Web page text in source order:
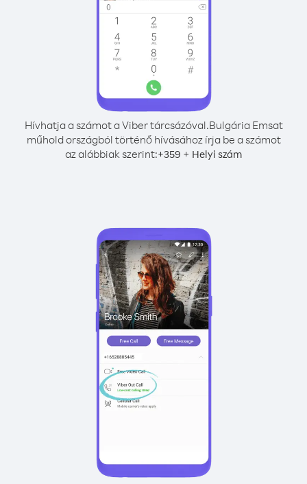
Hívhatja a számot a Viber tárcsázóval.Bulgária Emsat
műhold országból történő hívásához írja be a számot
az alábbiak szerint:+359 + Helyi szám